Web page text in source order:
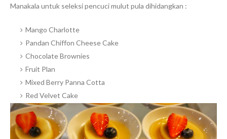
Manakala untuk seleksi pencuci mulut pula dihidangkan :
Mango Charlotte
Pandan Chiffon Cheese Cake
Chocolate Brownies
Fruit Plan
Mixed Berry Panna Cotta
Red Velvet Cake